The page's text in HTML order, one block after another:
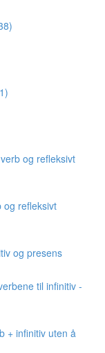
og refleksivt
og refleksivt
og presens
til infinitiv -
+ infinitiv uten å